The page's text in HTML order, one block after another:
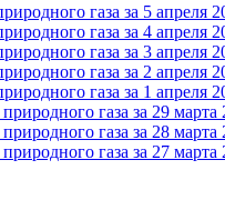
газа за 5 апреля
газа за 4 апреля
газа за 3 апреля
газа за 2 апреля
газа за 1 апреля
газа за 29 марта
газа за 28 марта
газа за 27 марта